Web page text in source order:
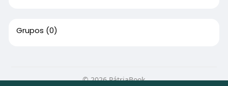
Grupos (0)
© 2026 PátriaBook